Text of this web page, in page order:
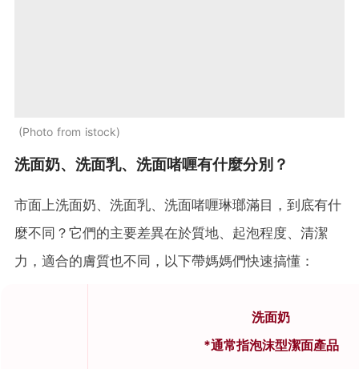
Photo from istock
洗面奶、洗面乳、洗面啫喱有什麼分別？
市面上洗面奶、洗面乳、洗面啫喱琳瑯滿目，到底有什
麼不同？它們的主要差異在於質地、起泡程度、清潔
力，適合的膚質也不同，以下帶媽媽們快速搞懂：
洗面奶
*通常指泡沫型潔面產品